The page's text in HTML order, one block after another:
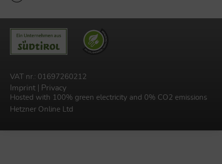
VAT nr.: 01697260212
Imprint Privacy
Hosted with 100% green electricity and 0% CO2 emissions
Hetzner Online Ltd